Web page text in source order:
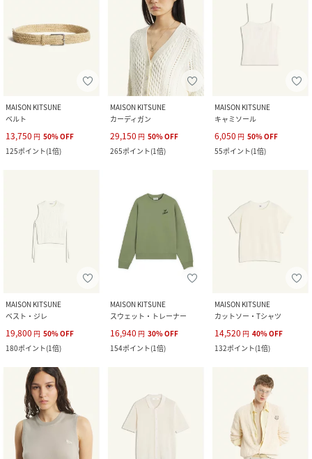
MAISON KITSUNE
ベルト
13,750 円 50%OFF
125ポイント(1倍)
MAISON KITSUNE
カーディガン
29,150 円 50%OFF
265ポイント(1倍)
MAISON KITSUNE
キャミソール
6,050 円 50%OFF
55ポイント(1倍)
MAISON KITSUNE
ベスト・ジレ
19,800 円 50%OFF
180ポイント(1倍)
MAISON KITSUNE
スウェット・トレーナー
16,940 円 30%OFF
154ポイント(1倍)
MAISON KITSUNE
カットソー・Tシャツ
14,520 円 40%OFF
132ポイント(1倍)